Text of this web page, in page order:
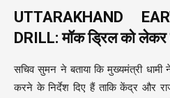
UTTARAKHAND
DRILL: मॉक ड्रिल को लेकर
सचिव सुमन ने बताया कि मुख्यमंत्री धामी
करने के निर्देश दिए हैं ताकि केंद्र और